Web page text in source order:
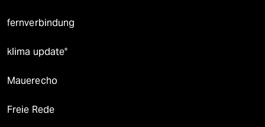
fernverbindung
klima update°
Mauerecho
Freie Rede